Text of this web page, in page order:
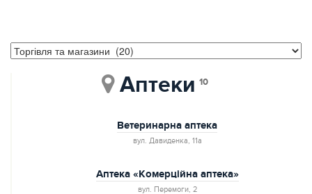
Аптеки 10
Ветеринарна аптека
вул. Давиденка, 11а
Аптека «Комерційна аптека»
вул. Перемоги, 2